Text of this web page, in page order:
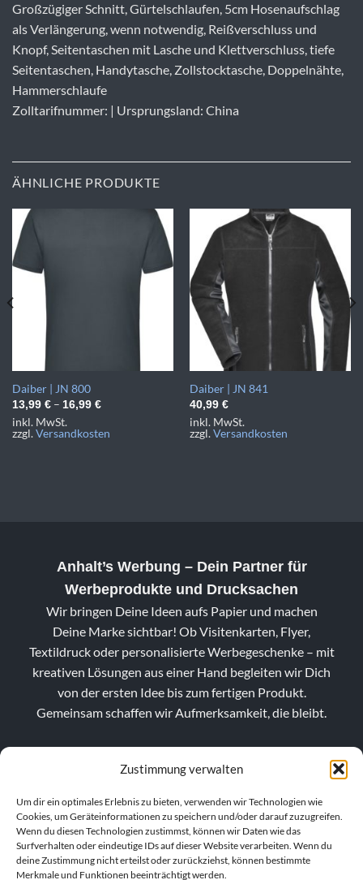
Zustimmung verwalten
Um dir ein optimales Erlebnis zu bieten, verwenden wir Technologien wie
Cookies, um Geräteinformationen zu speichern und/oder darauf zuzugreifen.
Wenn du diesen Technologien zustimmst, können wir Daten wie das
Surfverhalten oder eindeutige IDs auf dieser Website verarbeiten. Wenn du
deine Zustimmung nicht erteilst oder zurückziehst, können bestimmte
Merkmale und Funktionen beeinträchtigt werden.
Großzügiger Schnitt, Gürtelschlaufen, 5cm Hosenaufschlag
als Verlängerung, wenn notwendig, Reißverschluss und
Knopf, Seitentaschen mit Lasche und Klettverschluss, tiefe
Seitentaschen, Handytasche, Zollstocktasche, Doppelnähte,
Hammerschlaufe
Zolltarifnummer: | Ursprungsland: China
ÄHNLICHE PRODUKTE
Daiber | JN 800
13,99 €– 16,99 €
inkl. MwSt.
zzgl.Versandkosten
Daiber | JN 841
40,99 €
inkl. MwSt.
zzgl.Versandkosten
Anhalt’s Werbung – Dein Partner für
Werbeprodukte und Drucksachen
Wir bringen Deine Ideen aufs Papier und machen
Deine Marke sichtbar! Ob Visitenkarten, Flyer,
Textildruck oder personalisierte Werbegeschenke – mit
kreativen Lösungen aus einer Hand begleiten wir Dich
von der ersten Idee bis zum fertigen Produkt.
Gemeinsam schaffen wir Aufmerksamkeit, die bleibt.